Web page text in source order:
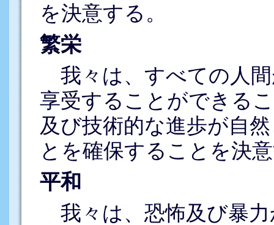
を決意する。
繁栄
我々は、すべての人
享受することができる
及び技術的な進歩が自
とを確保することを決
平和
我々は、恐怖及び暴